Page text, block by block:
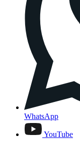
WhatsApp
YouTube